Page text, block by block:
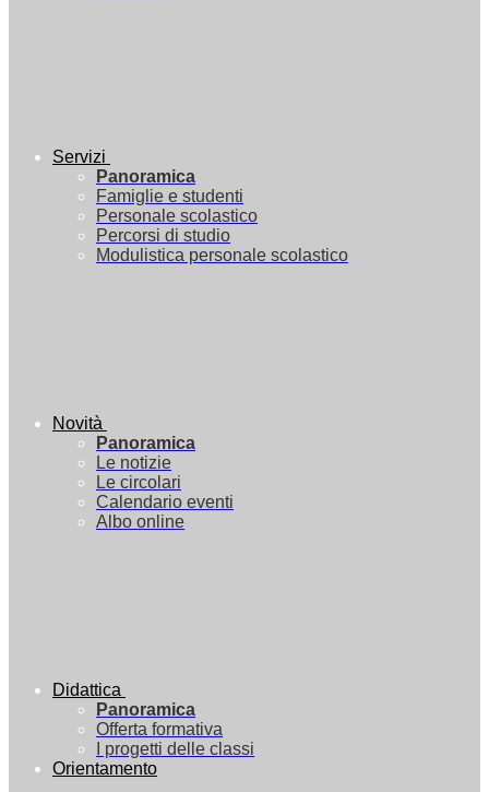
Servizi
Panoramica
Famiglie e studenti
Personale scolastico
Percorsi di studio
Modulistica personale scolastico
Novità
Panoramica
Le notizie
Le circolari
Calendario eventi
Albo online
Didattica
Panoramica
Offerta formativa
I progetti delle classi
Orientamento